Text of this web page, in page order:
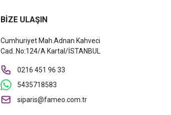
BİZE ULAŞIN
Cumhuriyet Mah.Adnan Kahveci
Cad..No:124/A Kartal/İSTANBUL
0216 451 96 33
5435718583
siparis@fameo.com.tr